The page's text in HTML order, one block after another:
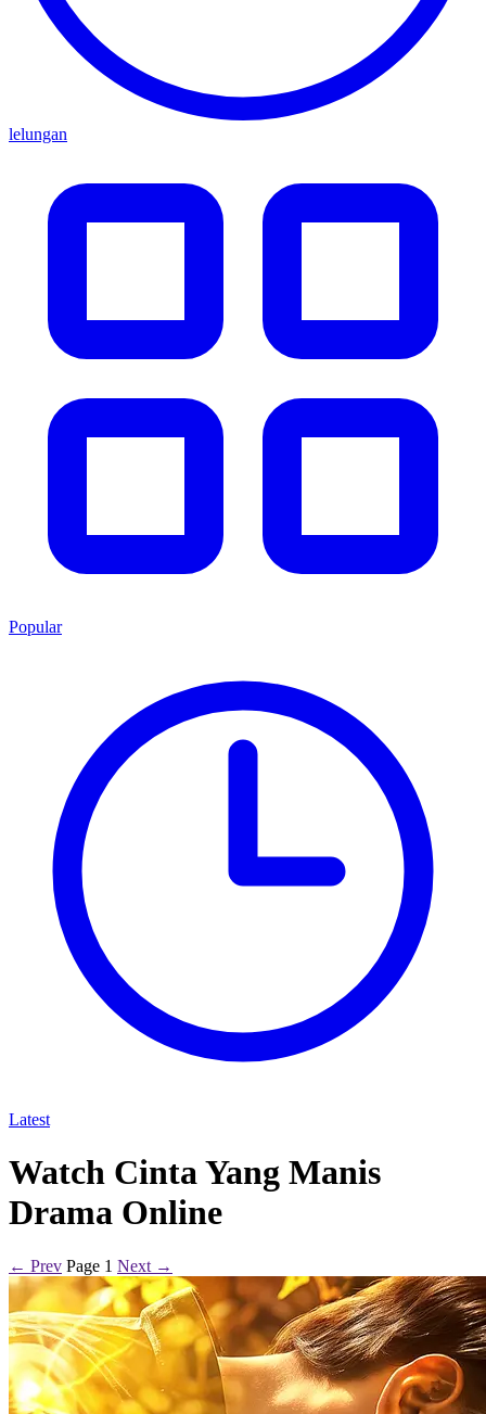
lelungan
Popular
Latest
Watch Cinta Yang Manis
Drama Online
← Prev Page 1 Next →